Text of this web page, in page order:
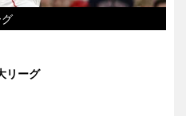
リーグ